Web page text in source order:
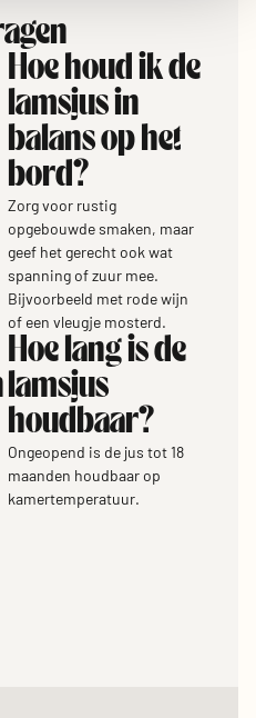
Hoe houd ik de
lamsjus in
balans op het
bord?
Zorg voor rustig
opgebouwde smaken, maar
geef het gerecht ook wat
spanning of zuur mee.
Bijvoorbeeld met rode wijn
of een vleugje mosterd.
Hoe lang is de
lamsjus
houdbaar?
Ongeopend is de jus tot 18
maanden houdbaar op
kamertemperatuur.